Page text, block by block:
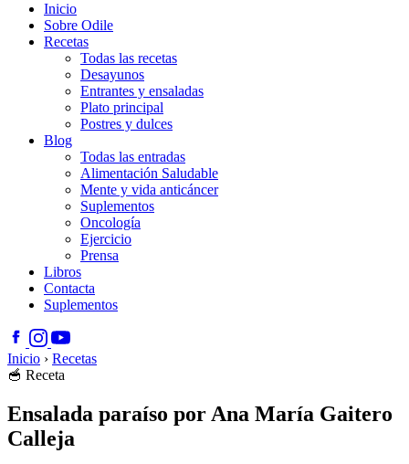
Inicio
Sobre Odile
Recetas
Todas las recetas
Desayunos
Entrantes y ensaladas
Plato principal
Postres y dulces
Blog
Todas las entradas
Alimentación Saludable
Mente y vida anticáncer
Suplementos
Oncología
Ejercicio
Prensa
Libros
Contacta
Suplementos
Inicio › Recetas
🥣 Receta
Ensalada paraíso por Ana María Gaitero
Calleja